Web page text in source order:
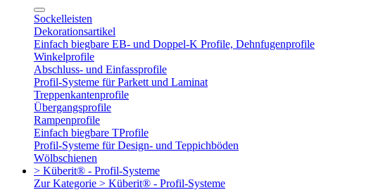
Sockelleisten
Dekorationsartikel
Einfach biegbare EB- und Doppel-K Profile, Dehnfugenprofile
Winkelprofile
Abschluss- und Einfassprofile
Profil-Systeme für Parkett und Laminat
Treppenkantenprofile
Übergangsprofile
Rampenprofile
Einfach biegbare TProfile
Profil-Systeme für Design- und Teppichböden
Wölbschienen
> Küberit® - Profil-Systeme
Zur Kategorie > Küberit® - Profil-Systeme